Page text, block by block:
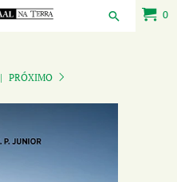
0
| PRÓXIMO